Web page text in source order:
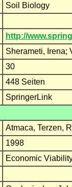
Soil Biology
http://
Sherameti, Irena;
30
448 Seiten
SpringerLink
Atmaca, Terzen,
1998
Economic